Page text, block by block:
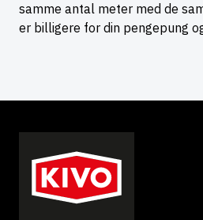
samme antal meter med de
er billigere for din pengepung